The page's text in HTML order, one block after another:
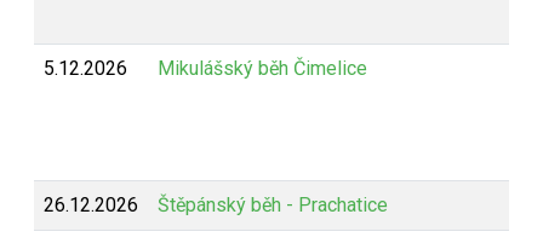
5.12.2026 Mikulášský běh Čimelice
26.12.2026 Štěpánský běh - Prachatice